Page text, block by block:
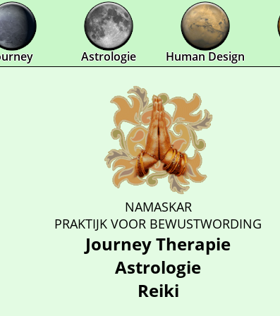
Astrologie Human Design
NAMASKAR
PRAKTIJK VOOR BEWUSTWORDING
Journey Therapie
Astrologie
Reiki